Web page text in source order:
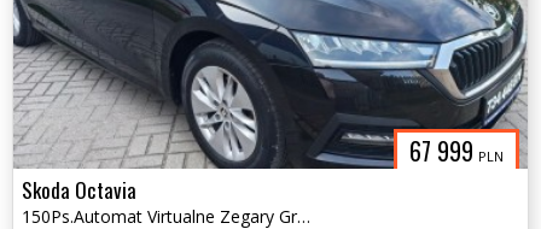
67 999 PLN
Skoda Octavia
150Ps.Automat Virtualne Zegary GrzanaFotele Navi Serwis 2022